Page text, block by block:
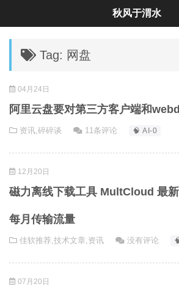
Tag: 网盘
04月24日
阿里云盘要对第三方客户端和
资讯,碎碎谈 11条评论 🧠 AI-0
12月20日
磁力离线下载工具 MultCloud 最
每月传输流量
佳软推荐,技术文章,资讯 没有评论
07月20日
秋风于渭水